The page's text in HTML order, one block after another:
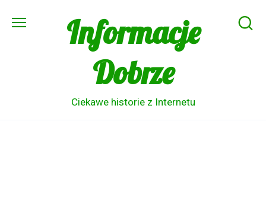
Informacje
Dobrze
Ciekawe historie z Internetu